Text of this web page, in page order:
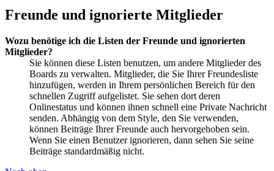
Freunde und ignorierte Mitglieder
Wozu benötige ich die Listen der Freunde und ignorierten
Mitglieder?
Sie können diese Listen benutzen, um andere Mitglieder des
Boards zu verwalten. Mitglieder, die Sie Ihrer Freundesliste
hinzufügen, werden in Ihrem persönlichen Bereich für den
schnellen Zugriff aufgelistet. Sie sehen dort deren
Onlinestatus und können ihnen schnell eine Private Nachricht
senden. Abhängig von dem Style, den Sie verwenden,
können Beiträge Ihrer Freunde auch hervorgehoben sein.
Wenn Sie einen Benutzer ignorieren, dann sehen Sie seine
Beiträge standardmäßig nicht.